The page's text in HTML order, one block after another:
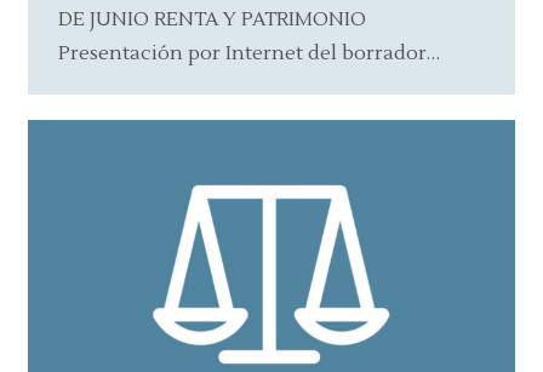
DE JUNIO RENTA Y PATRIMONIO
Presentación por Internet del borrador…